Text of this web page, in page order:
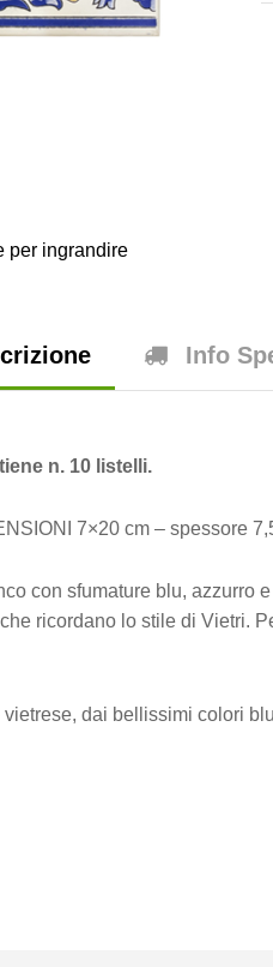
per ingrandire
Info
n. 10 listelli.
7×20 cm – spessore
con sfumature blu,
ricordano lo stile di Vietri.
dai bellissimi colori